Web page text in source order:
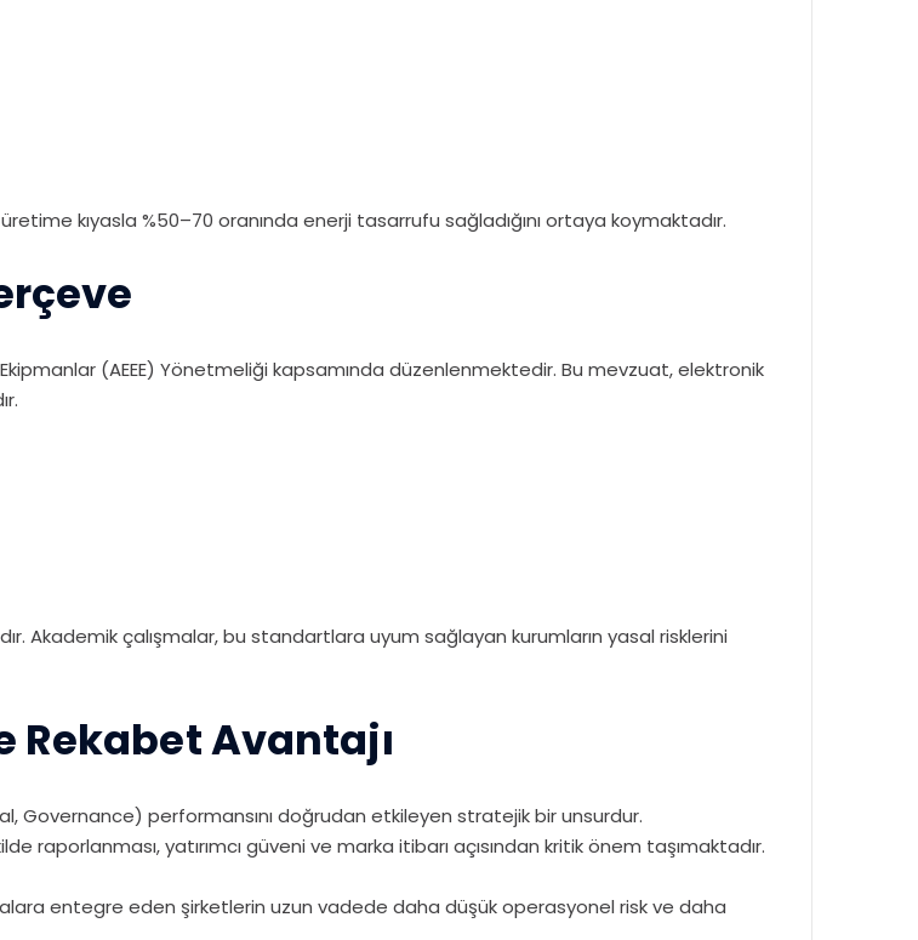
kıyasla %50–70 oranında enerji tasarrufu sağladığını ortaya koymaktadır.
(AEEE) Yönetmeliği kapsamında düzenlenmektedir. Bu mevzuat, elektronik
Akademik çalışmalar, bu standartlara uyum sağlayan kurumların yasal risklerini
Rekabet Avantajı
Governance) performansını doğrudan etkileyen stratejik bir unsurdur.
raporlanması, yatırımcı güveni ve marka itibarı açısından kritik önem taşımaktadır.
entegre eden şirketlerin uzun vadede daha düşük operasyonel risk ve daha